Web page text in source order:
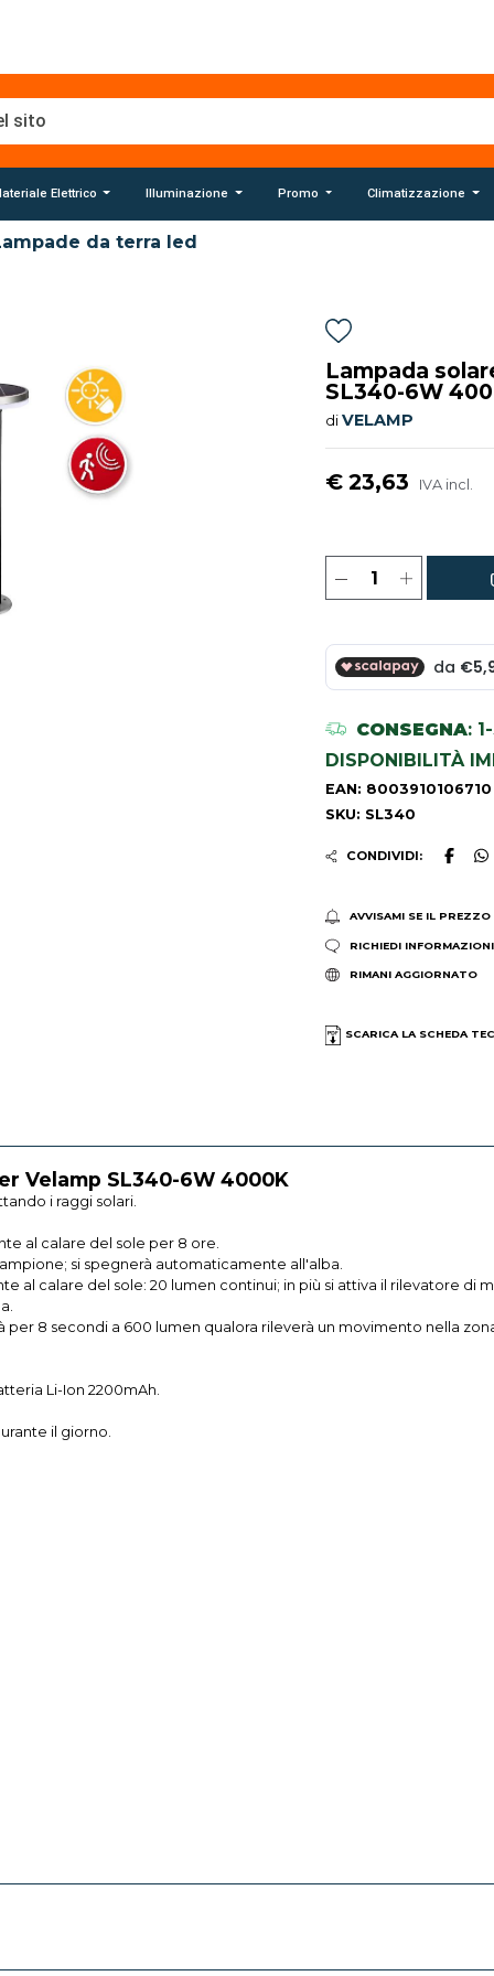
Elettrico Illuminazione Promo Climatizzazione
da terra led
Lampada
SL340-6W
di VELAMP
€ 23,63 IVA incl.
CONSEGNA:
DISPONIBILITÀ
EAN: 8003910106710
SKU: SL340
CONDIVIDI:
AVVISAMI SE IL PREZZO
RICHIEDI INFORMAZIONI
RIMANI AGGIORNATO
SCARICA LA SCHEDA
Velamp SL340-6W 4000K
i raggi solari.
al calare del sole per 8 ore.
si spegnerà automaticamente all'alba.
al calare del sole: 20 lumen continui; in più si attiva il rilevatore di
per 8 secondi a 600 lumen qualora rileverà un movimento nella
Li-Ion 2200mAh.
il giorno.